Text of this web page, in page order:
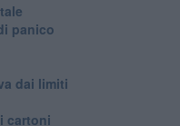
panico
dai limiti
cartoni